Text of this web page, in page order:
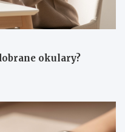
okulary?